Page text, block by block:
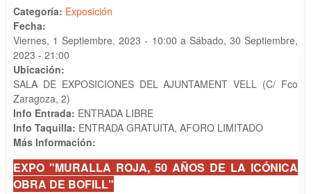
Categoría: Exposición
Fecha:
Viernes, 1 Septiembre, 2023 - 10:00 a Sábado, 30 Septiembre,
2023 - 21:00
Ubicación:
SALA DE EXPOSICIONES DEL AJUNTAMENT VELL (C/ Fco
Zaragoza, 2)
Info Entrada: ENTRADA LIBRE
Info Taquilla: ENTRADA GRATUITA, AFORO LIMITADO
Más Información:
EXPO "MURALLA ROJA, 50 AÑOS DE LA ICÓNICA
OBRA DE BOFILL"